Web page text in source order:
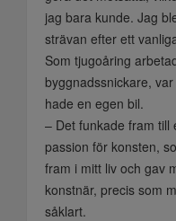
jag bara kunde. Jag
strävan efter ett
Som tjugoåring
byggnadssnickare,
hade en egen bil.
– Det funkade fram till
passion för konsten,
fram i mitt liv och gav
konstnär, precis som
såklart.